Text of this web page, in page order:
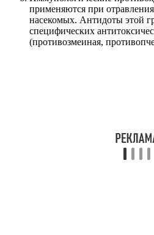
применяются при
насекомых. Антидоты этой
специфических
(противозмеиная,